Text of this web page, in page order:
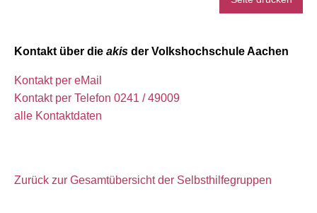
Kontakt über die akis der Volkshochschule Aachen
Kontakt per eMail
Kontakt per Telefon 0241 / 49009
alle Kontaktdaten
Zurück zur Gesamtübersicht der Selbsthilfegruppen